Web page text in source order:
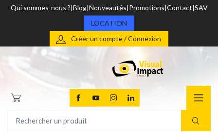
Qui sommes-nous ? Blog Nouveautés Promotions Contact SAV
LOCATION
Créer un compte / Connexion